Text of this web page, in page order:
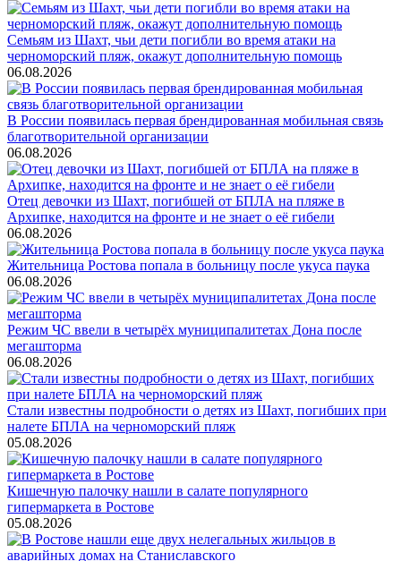
Семьям из Шахт, чьи дети погибли во время атаки на
черноморский пляж, окажут дополнительную помощь
06.08.2026
В России появилась первая брендированная мобильная связь
благотворительной организации
06.08.2026
Отец девочки из Шахт, погибшей от БПЛА на пляже в
Архипке, находится на фронте и не знает о её гибели
06.08.2026
Жительница Ростова попала в больницу после укуса паука
06.08.2026
Режим ЧС ввели в четырёх муниципалитетах Дона после
мегашторма
06.08.2026
Стали известны подробности о детях из Шахт, погибших при
налете БПЛА на черноморский пляж
05.08.2026
Кишечную палочку нашли в салате популярного
гипермаркета в Ростове
05.08.2026